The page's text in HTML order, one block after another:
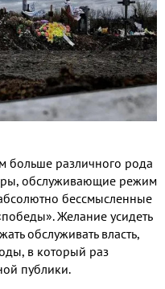
больше различного рода
обслуживающие режим
бессмысленные
Желание усидеть
обслуживать власть,
в который раз
публики.